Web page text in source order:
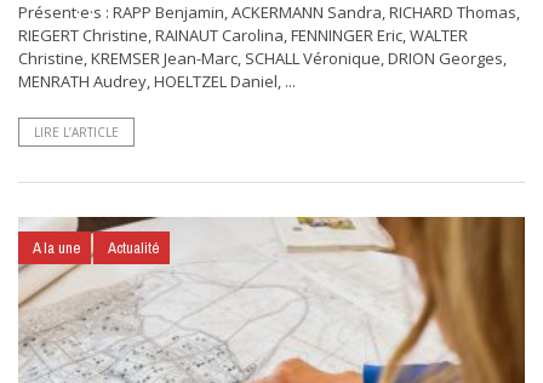
Présent·e·s : RAPP Benjamin, ACKERMANN Sandra, RICHARD Thomas,
RIEGERT Christine, RAINAUT Carolina, FENNINGER Eric, WALTER
Christine, KREMSER Jean-Marc, SCHALL Véronique, DRION Georges,
MENRATH Audrey, HOELTZEL Daniel, ...
LIRE L’ARTICLE
A la une Actualité